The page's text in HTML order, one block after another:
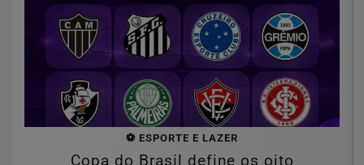
⚽ ESPORTE E LAZER
Copa do Brasil define os oito